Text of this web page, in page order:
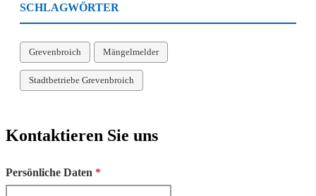
SCHLAGWÖRTER
Grevenbroich Mängelmelder
Stadtbetriebe Grevenbroich
Kontaktieren Sie uns
Persönliche Daten *